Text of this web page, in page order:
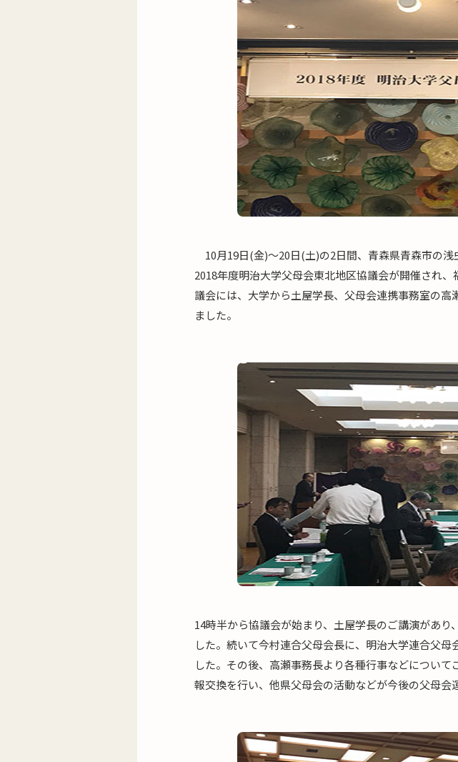
10月19日(金)～20日(土)の2日間、青森県青森市の浅
2018年度明治大学父母会東北地区協議会が開催され
議会には、大学から土屋学長、父母会連携事務室の
ました。
14時半から協議会が始まり、土屋学長のご講演があ
した。続いて今村連合父母会長に、明治大学連合父
した。その後、高瀬事務長より各種行事などについ
報交換を行い、他県父母会の活動などが今後の父母会